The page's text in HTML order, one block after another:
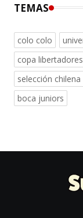
TEMAS
colo colo
copa libertadores
selección chilena
boca juniors